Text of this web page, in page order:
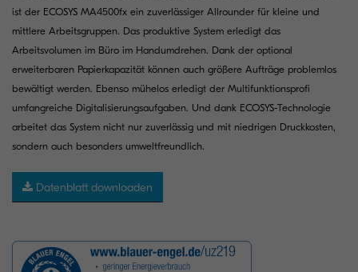
ist der ECOSYS MA4500fx ein zuverlässiger Allrounder für kleine und
mittlere Arbeitsgruppen. Das produktive System erledigt das
Arbeitsvolumen im Büro im Handumdrehen. Dank der optional
erweiterbaren Papierkapazität können auch größere Aufträge problemlos
bewältigt werden. Ebenso mühelos erledigt der Multifunktionsprofi
umfangreiche Digitalisierungsaufgaben. Und dank ECOSYS-Technologie
arbeitet das System nicht nur zuverlässig und mit niedrigen Druckkosten,
sondern auch besonders umweltfreundlich.
Datenblatt downloaden